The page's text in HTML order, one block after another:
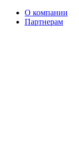
О компании
Партнерам